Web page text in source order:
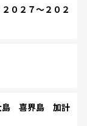
０２７～２０２
島 喜界島 加計